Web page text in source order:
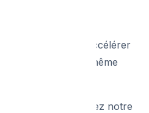
à 100% pour accélérer
peuvent tout de même
:
Vous acceptez notre